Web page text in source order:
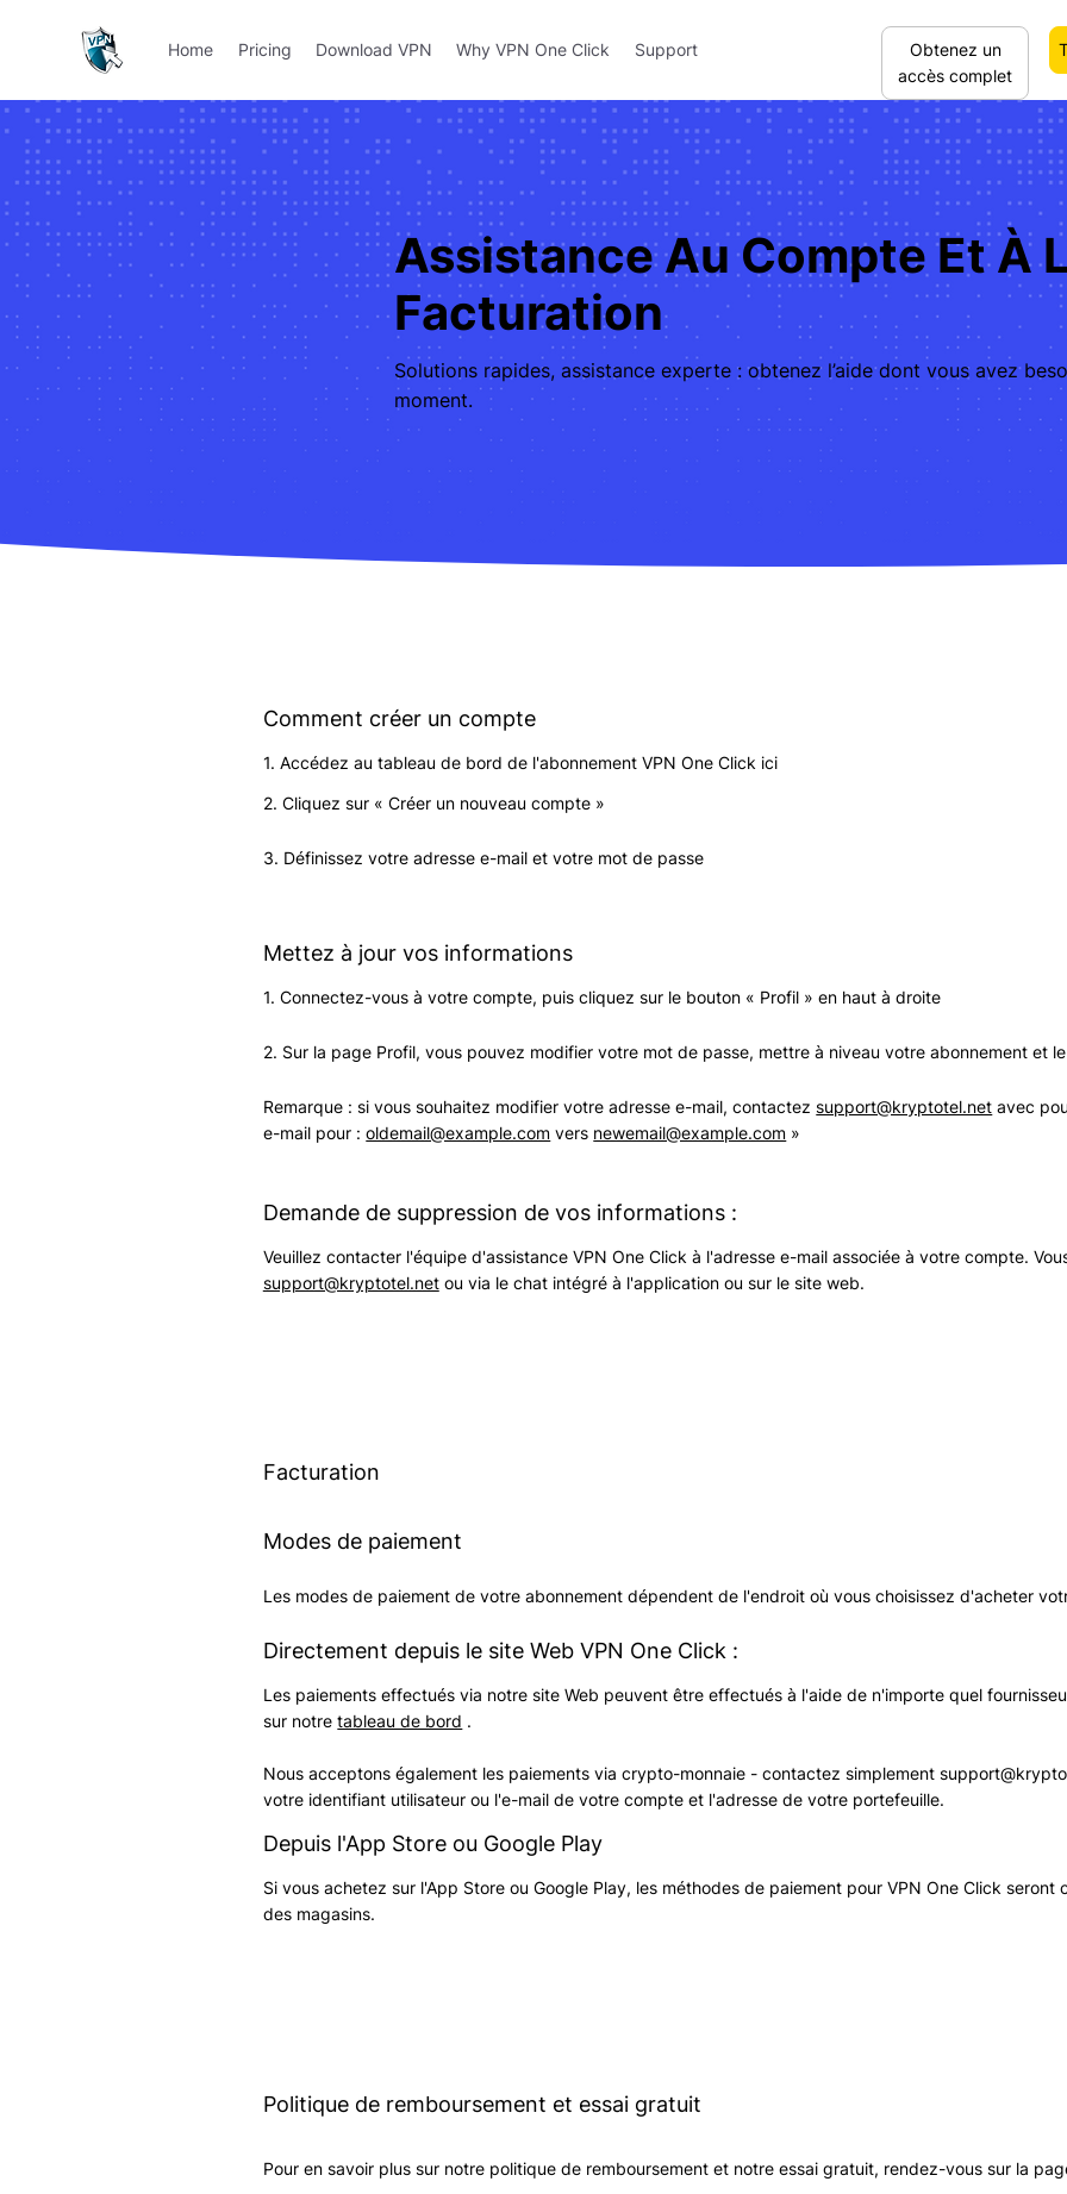
Home Pricing Download VPN Why VPN One Click Support
Obtenez un
accès complet
Assistance Au Compte Et À
Facturation
Solutions rapides, assistance experte : obtenez l’aide dont vous avez
moment.
Comment créer un compte
1. Accédez au tableau de bord de l'abonnement VPN One Click ici
2. Cliquez sur « Créer un nouveau compte »
3. Définissez votre adresse e-mail et votre mot de passe
Mettez à jour vos informations
1. Connectez-vous à votre compte, puis cliquez sur le bouton « Profil » en haut à droite
2. Sur la page Profil, vous pouvez modifier votre mot de passe, mettre à niveau votre abonnement et
Remarque : si vous souhaitez modifier votre adresse e-mail, contactezsupport@kryptotel.net avec
e-mail pour :oldemail@example.com vers newemail@example.com »
Demande de suppression de vos informations :
Veuillez contacter l'équipe d'assistance VPN One Click à l'adresse e-mail associée à votre compte.
support@kryptotel.netou via le chat intégré à l'application ou sur le site web.
Facturation
Modes de paiement
Les modes de paiement de votre abonnement dépendent de l'endroit où vous choisissez d'acheter
Directement depuis le site Web VPN One Click :
Les paiements effectués via notre site Web peuvent être effectués à l'aide de n'importe quel
sur notretableau de bord .
Nous acceptons également les paiements via crypto-monnaie - contactez simplement
votre identifiant utilisateur ou l'e-mail de votre compte et l'adresse de votre portefeuille.
Depuis l'App Store ou Google Play
Si vous achetez sur l'App Store ou Google Play, les méthodes de paiement pour VPN One Click seront
des magasins.
Politique de remboursement et essai gratuit
Pour en savoir plus sur notre politique de remboursement et notre essai gratuit, rendez-vous sur la